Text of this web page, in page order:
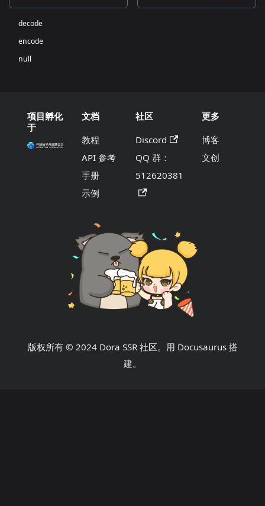
decode
encode
null
项目孵化
于
文档
教程
API 参考
手册
示例
社区
Discord
QQ 群：
512620381
更多
博客
文创
版权所有 © 2024 Dora SSR 社区。用 Docusaurus 搭
建。